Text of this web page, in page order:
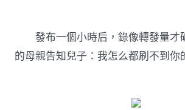
發布一個小時后，錄像轉發量才
的母親告知兒子：我怎么都刷不到你